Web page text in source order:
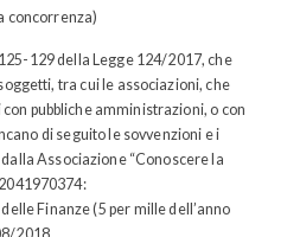
concorrenza)
129 della Legge 124/2017, che
tra cui le associazioni, che
pubbliche amministrazioni, o con
di seguito le sovvenzioni e i
Associazione “Conoscere la
Finanze (5 per mille dell’anno